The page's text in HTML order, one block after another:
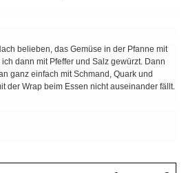
belieben, das Gemüse in der Pfanne mit
dann mit Pfeffer und Salz gewürzt. Dann
ganz einfach mit Schmand, Quark und
der Wrap beim Essen nicht auseinander fällt.